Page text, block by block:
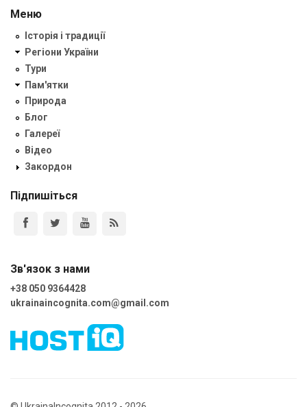
Меню
Історія і традиції
Регіони України
Тури
Пам'ятки
Природа
Блог
Галереї
Відео
Закордон
Підпишіться
Зв'язок з нами
+38 050 9364428
ukrainaincognita.com@gmail.com